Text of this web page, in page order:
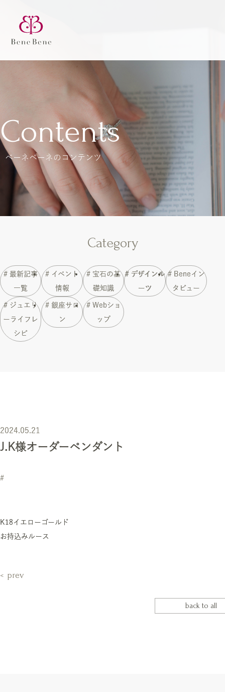
Contents
ベーネベーネのコンテンツ
Category
# 最新記事
一覧
# イベント
情報
# 宝石の基
礎知識
# デザインル
ーツ
# Beneイン
タビュー
# ジュエリ
ーライフレ
シピ
# 銀座サロ
ン
# Webショ
ップ
2024.05.21
J.K様オーダーペンダント
#
K18イエローゴールド
お持込みルース
prev
back to all